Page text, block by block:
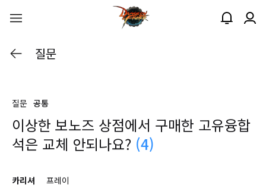
질문
질문 공통
이상한 보노즈 상점에서 구매한 고유융합
석은 교체 안되나요? (4)
카리셔
프레이